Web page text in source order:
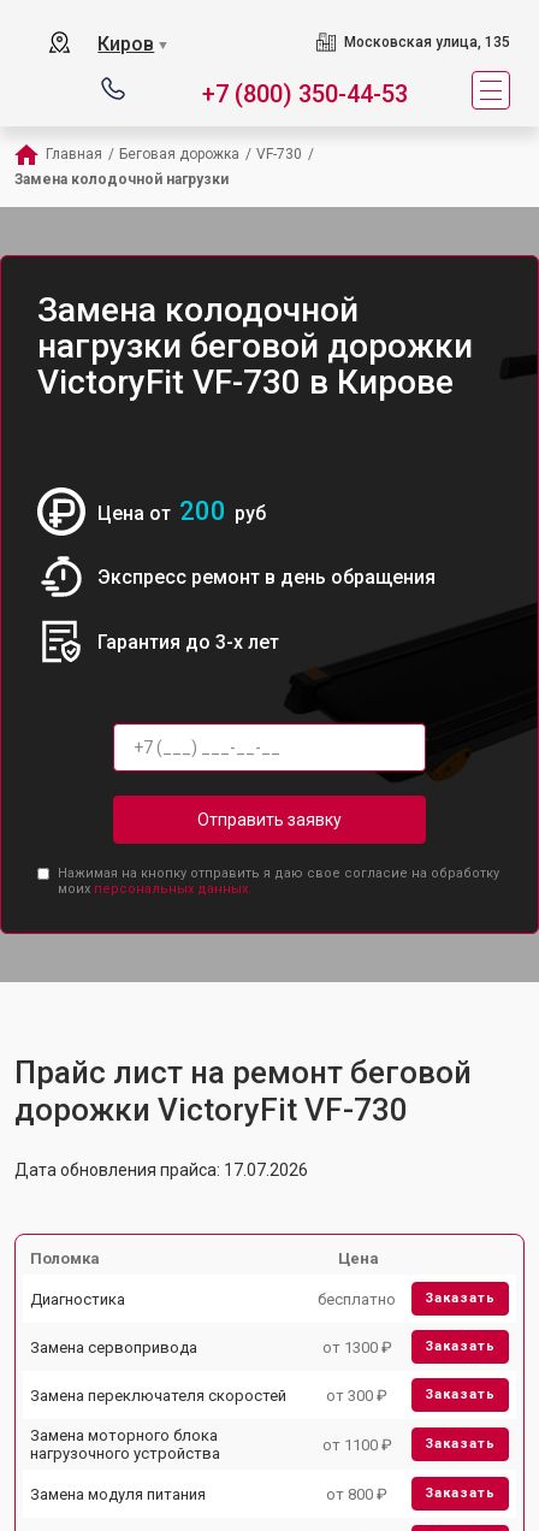
Киров ▼ Московская улица, 135
+7 (800) 350-44-53
Главная / Беговая дорожка / VF-730 /
Замена колодочной нагрузки
Замена колодочной
нагрузки беговой дорожки
VictoryFit VF-730 в Кирове
Цена от 200 руб
Экспресс ремонт в день обращения
Гарантия до 3-х лет
Отправить заявку
Нажимая на кнопку отправить я даю свое согласие на обработку
моих персональных данных.
Прайс лист на ремонт беговой
дорожки VictoryFit VF-730
Дата обновления прайса: 17.07.2026
Поломка Цена
Диагностика бесплатно Заказать
Замена сервопривода от 1300 ₽ Заказать
Замена переключателя скоростей от 300 ₽ Заказать
Замена моторного блока
нагрузочного устройства
от 1100 ₽ Заказать
Замена модуля питания от 800 ₽ Заказать